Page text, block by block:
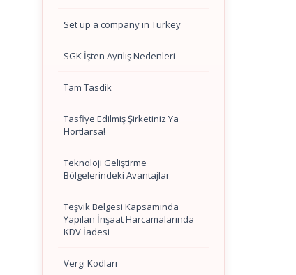
Set up a company in Turkey
SGK İşten Ayrılış Nedenleri
Tam Tasdik
Tasfiye Edilmiş Şirketiniz Ya
Hortlarsa!
Teknoloji Geliştirme
Bölgelerindeki Avantajlar
Teşvik Belgesi Kapsamında
Yapılan İnşaat Harcamalarında
KDV İadesi
Vergi Kodları